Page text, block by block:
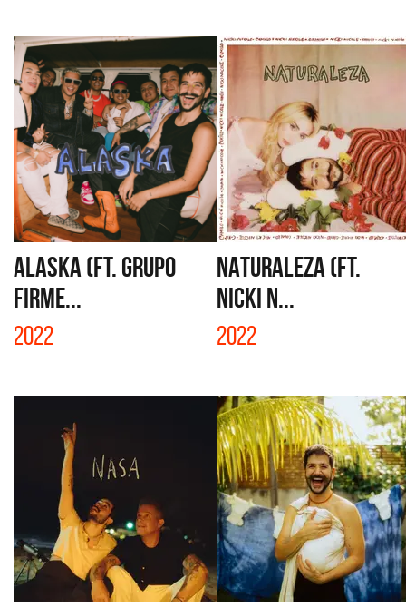
ALASKA (FT. GRUPO
FIRME...
2022
NATURALEZA (FT.
NICKI N...
2022